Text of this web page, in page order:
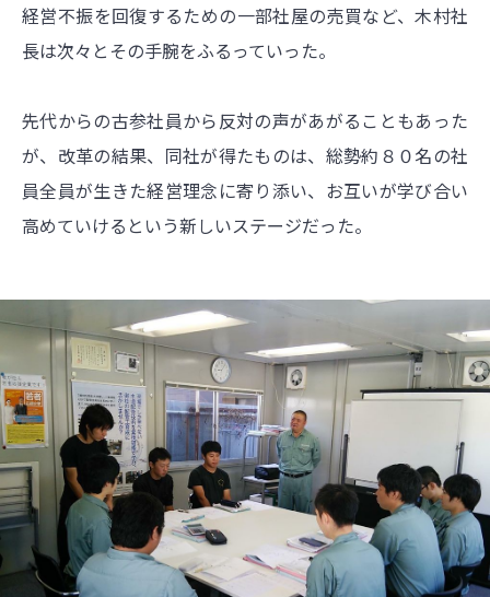
経営不振を回復するための一部社屋の売買など、木村社
長は次々とその手腕をふるっていった。
先代からの古参社員から反対の声があがることもあった
が、改革の結果、同社が得たものは、総勢約８０名の社
員全員が生きた経営理念に寄り添い、お互いが学び合い
高めていけるという新しいステージだった。